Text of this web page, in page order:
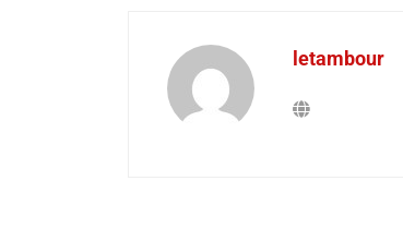
letambour